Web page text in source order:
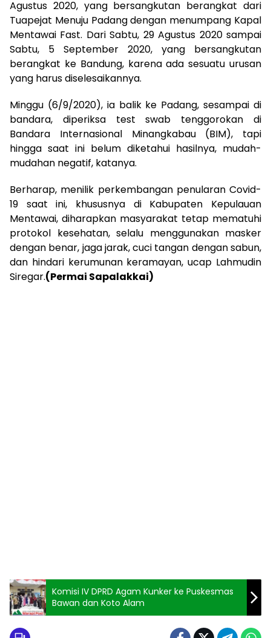
Agustus 2020, yang bersangkutan berangkat dari
Tuapejat Menuju Padang dengan menumpang Kapal
Mentawai Fast. Dari Sabtu, 29 Agustus 2020 sampai
Sabtu, 5 September 2020, yang bersangkutan
berangkat ke Bandung, karena ada sesuatu urusan
yang harus diselesaikannya.
Minggu (6/9/2020), ia balik ke Padang, sesampai di
bandara, diperiksa test swab tenggorokan di
Bandara Internasional Minangkabau (BIM), tapi
hingga saat ini belum diketahui hasilnya, mudah-
mudahan negatif, katanya.
Berharap, menilik perkembangan penularan Covid-
19 saat ini, khususnya di Kabupaten Kepulauan
Mentawai, diharapkan masyarakat tetap mematuhi
protokol kesehatan, selalu menggunakan masker
dengan benar, jaga jarak, cuci tangan dengan sabun,
dan hindari kerumunan keramayan, ucap Lahmudin
Siregar.(Permai Sapalakkai)
Komisi IV DPRD Agam Kunker ke Puskesmas
Bawan dan Koto Alam